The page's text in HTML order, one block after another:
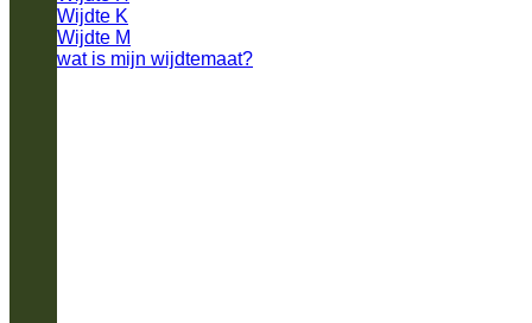
Wijdte K
Wijdte M
wat is mijn wijdtemaat?